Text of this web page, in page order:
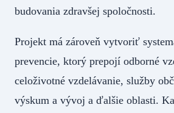
budovania zdravšej spoločnosti.
Projekt má zároveň vytvoriť
prevencie, ktorý prepojí odborné
celoživotné vzdelávanie, služby
výskum a vývoj a ďalšie oblasti.